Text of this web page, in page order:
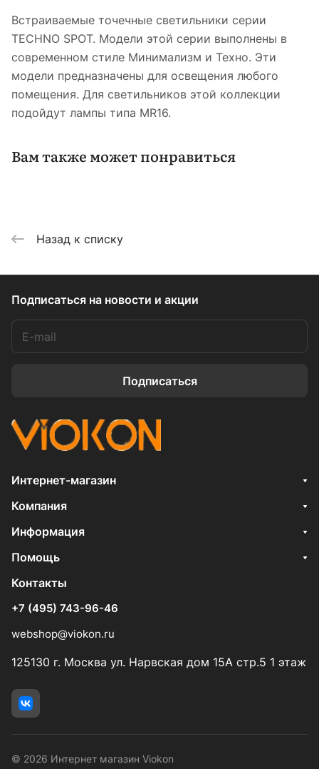
Встраиваемые точечные светильники серии
TECHNO SPOT. Модели этой серии выполнены в
современном стиле Минимализм и Техно. Эти
модели предназначены для освещения любого
помещения. Для светильников этой коллекции
подойдут лампы типа MR16.
Вам также может понравиться
Назад к списку
Подписаться на новости и акции
Подписаться
Интернет-магазин
Компания
Информация
Помощь
Контакты
+7 (495) 743-96-46
webshop@viokon.ru
125130 г. Москва ул. Нарвская дом 15А стр.5 1 этаж
© 2026 Интернет магазин Viokon